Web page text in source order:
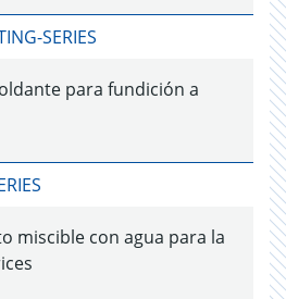
SERIES
para fundición a
miscible con agua para la